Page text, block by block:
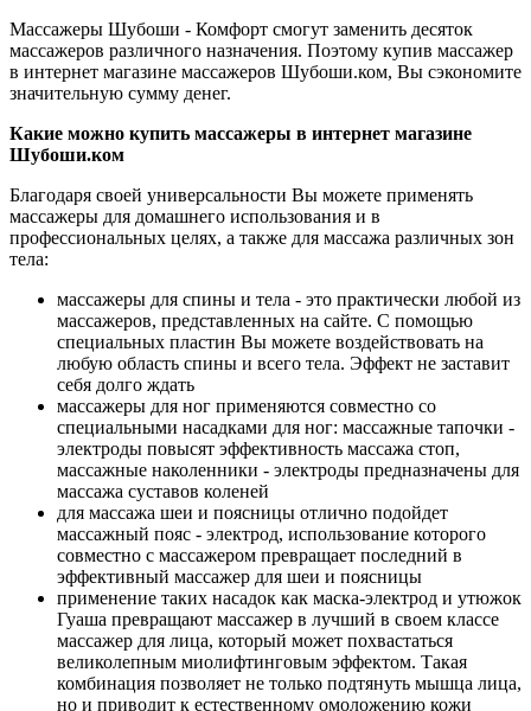
Массажеры Шубоши - Комфорт смогут заменить десяток
массажеров различного назначения. Поэтому купив массажер
в интернет магазине массажеров Шубоши.ком, Вы сэкономите
значительную сумму денег.
Какие можно купить массажеры в интернет магазине
Шубоши.ком
Благодаря своей универсальности Вы можете применять
массажеры для домашнего использования и в
профессиональных целях, а также для массажа различных зон
тела:
массажеры для спины и тела - это практически любой из
массажеров, представленных на сайте. С помощью
специальных пластин Вы можете воздействовать на
любую область спины и всего тела. Эффект не заставит
себя долго ждать
массажеры для ног применяются совместно со
специальными насадками для ног: массажные тапочки -
электроды повысят эффективность массажа стоп,
массажные наколенники - электроды предназначены для
массажа суставов коленей
для массажа шеи и поясницы отлично подойдет
массажный пояс - электрод, использование которого
совместно с массажером превращает последний в
эффективный массажер для шеи и поясницы
применение таких насадок как маска-электрод и утюжок
Гуаша превращают массажер в лучший в своем классе
массажер для лица, который может похвастаться
великолепным миолифтинговым эффектом. Такая
комбинация позволяет не только подтянуть мышца лица,
но и приводит к естественному омоложению кожи